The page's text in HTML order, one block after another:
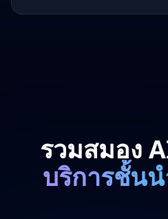
รวมสมอง
บริการชั้น